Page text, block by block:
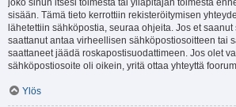
joko sinun itsesi toimesta tai ylläpitäjän toimesta
sisään. Tämä tieto kerrottiin rekisteröitymisen
lähetettiin sähköpostia, seuraa ohjeita. Jos et
saattanut antaa virheellisen sähköpostiosoitteen tai
saattaneet jäädä roskapostisuodattimeen. Jos olet
sähköpostiosoite oli oikein, yritä ottaa yhteyttä
Ylös